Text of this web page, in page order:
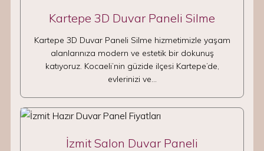
Kartepe 3D Duvar Paneli Silme
Kartepe 3D Duvar Paneli Silme hizmetimizle yaşam
alanlarınıza modern ve estetik bir dokunuş
katıyoruz. Kocaeli’nin güzide ilçesi Kartepe’de,
evlerinizi ve…
İzmit Salon Duvar Paneli